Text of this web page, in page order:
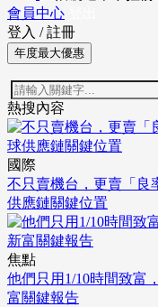
會員中心
登入 / 註冊
年度最大優惠
熱搜內容
國際
不只賣機台，更賣「良
供應鏈關鍵位置
焦點
他們只用1/10時間致富
富關鍵報告